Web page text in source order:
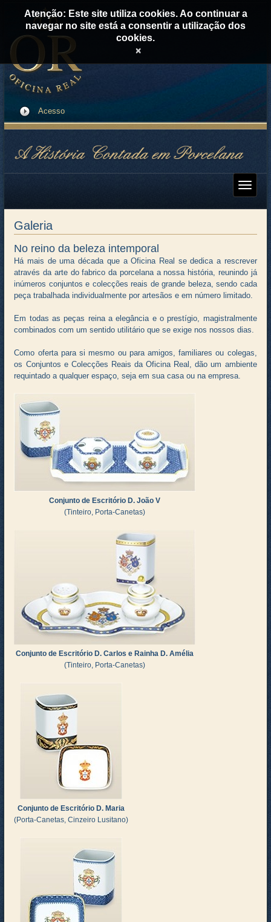
Acesso
Galeria
No reino da beleza intemporal
Há mais de uma década que a Oficina Real se dedica a rescrever
através da arte do fabrico da porcelana a nossa história, reunindo já
inúmeros conjuntos e colecções reais de grande beleza, sendo cada
peça trabalhada individualmente por artesãos e em número limitado.
Em todas as peças reina a elegância e o prestígio, magistralmente
combinados com um sentido utilitário que se exige nos nossos dias.
Como oferta para si mesmo ou para amigos, familiares ou colegas,
os Conjuntos e Colecções Reais da Oficina Real, dão um ambiente
requintado a qualquer espaço, seja em sua casa ou na empresa.
Conjunto de Escritório D. João V
(Tinteiro, Porta-Canetas)
Conjunto de Escritório D. Carlos e Rainha D. Amélia
(Tinteiro, Porta-Canetas)
Conjunto de Escritório D. Maria
(Porta-Canetas, Cinzeiro Lusitano)
Atenção: Este site utiliza cookies. Ao continuar a
navegar no site está a consentir a utilização dos
cookies.
×